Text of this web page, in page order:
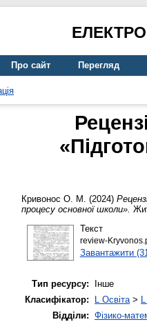
Про сайт Перегляд
Кривонос О. М. (2024)
процесу основної школи».
Текст
review-
Завантажити
Тип ресурсу:
Інше
Класифікатор:
L Освіта>
Відділи: Фізико-